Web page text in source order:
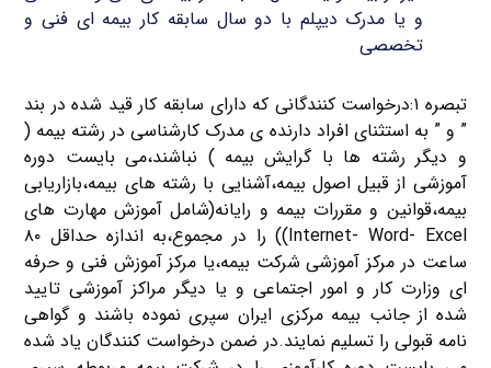
و یا مدرک دیپلم با دو سال سابقه کار بیمه ای فنی و
تخصصی
تبصره ۱:درخواست کنندگانی که دارای سابقه کار قید شده در بند
” و ” به استثنای افراد دارنده ی مدرک کارشناسی در رشته بیمه (
و دیگر رشته ها با گرایش بیمه ) نباشند،می بایست دوره
آموزشی از قبیل اصول بیمه،آشنایی با رشته های بیمه،بازاریابی
بیمه،قوانین و مقررات بیمه و رایانه(شامل آموزش مهارت های
Internet- Word- Excel)) را در مجموع،به اندازه حداقل ۸۰
ساعت در مرکز آموزشی شرکت بیمه،یا مرکز آموزش فنی و حرفه
ای وزارت کار و امور اجتماعی و یا دیگر مراکز آموزشی تایید
شده از جانب بیمه مرکزی ایران سپری نموده باشند و گواهی
نامه قبولی را تسلیم نمایند.در ضمن درخواست کنندگان یاد شده